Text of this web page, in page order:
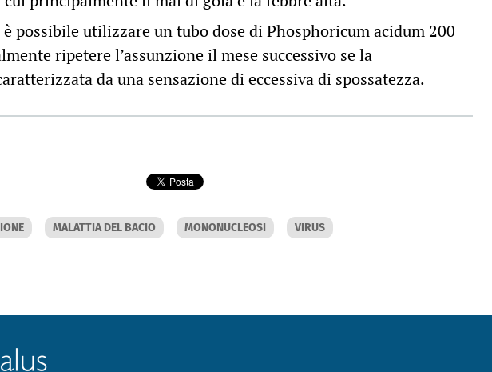
è possibile utilizzare un tubo dose di Phosphoricum acidum 200
ripetere l’assunzione il mese successivo se la
da una sensazione di eccessiva di spossatezza.
MALATTIA DEL BACIO MONONUCLEOSI VIRUS